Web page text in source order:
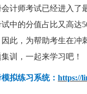
会计师考试已经进入
中的分值占比又高达
此，为帮助考生在冲
训，一起来学习吧！
拟练习系统： https://